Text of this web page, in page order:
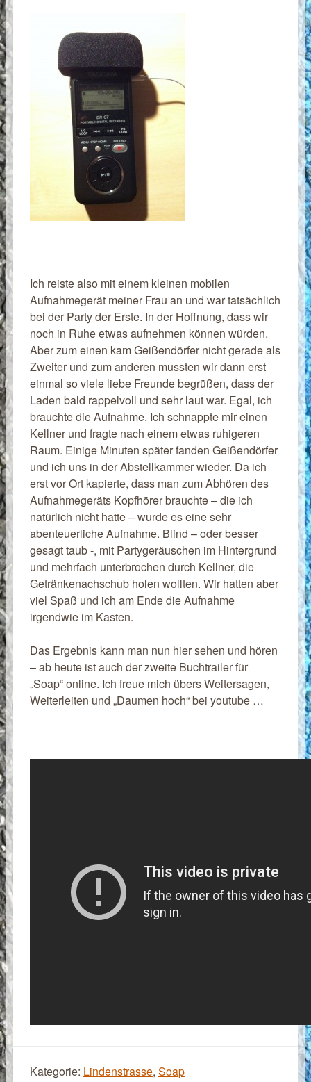
Ich reiste also mit einem kleinen mobilen
Aufnahmegerät meiner Frau an und war tatsächlich
bei der Party der Erste. In der Hoffnung, dass wir
noch in Ruhe etwas aufnehmen können würden.
Aber zum einen kam Geißendörfer nicht gerade als
Zweiter und zum anderen mussten wir dann erst
einmal so viele liebe Freunde begrüßen, dass der
Laden bald rappelvoll und sehr laut war. Egal, ich
brauchte die Aufnahme. Ich schnappte mir einen
Kellner und fragte nach einem etwas ruhigeren
Raum. Einige Minuten später fanden Geißendörfer
und ich uns in der Abstellkammer wieder. Da ich
erst vor Ort kapierte, dass man zum Abhören des
Aufnahmegeräts Kopfhörer brauchte – die ich
natürlich nicht hatte – wurde es eine sehr
abenteuerliche Aufnahme. Blind – oder besser
gesagt taub -, mit Partygeräuschen im Hintergrund
und mehrfach unterbrochen durch Kellner, die
Getränkenachschub holen wollten. Wir hatten aber
viel Spaß und ich am Ende die Aufnahme
irgendwie im Kasten.
Das Ergebnis kann man nun hier sehen und hören
– ab heute ist auch der zweite Buchtrailer für
„Soap“ online. Ich freue mich übers Weitersagen,
Weiterleiten und „Daumen hoch“ bei youtube …
Kategorie: Lindenstrasse, Soap